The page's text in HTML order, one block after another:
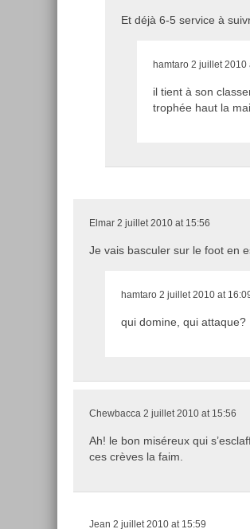
Et déjà 6-5 service à
hamtaro 2 juillet 2010
il tient à son
trophée haut la
Elmar 2 juillet 2010 at 15:56
Je vais basculer sur le foot en
hamtaro 2 juillet 2010 at
qui domine, qui attaque?
Chewbacca 2 juillet 2010 at 15:56
Ah! le bon miséreux qui
ces crèves la faim.
Jean 2 juillet 2010 at 15:59